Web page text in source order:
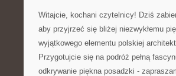
Witajcie, kochani czytelnicy! Dziś
aby przyjrzeć się bliżej niezwykłemu
wyjątkowego elementu polskiej
Przygotujcie się na podróż pełną
odkrywanie piękna​ posadzki ‍-